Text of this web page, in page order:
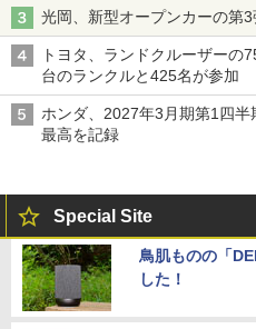
光岡、新型オープンカーの第
トヨタ、ランドクルーザーの
台のランクルと425名が参加
ホンダ、2027年3月期第1四
最高を記録
Special Site
鳥肌ものの「
した！